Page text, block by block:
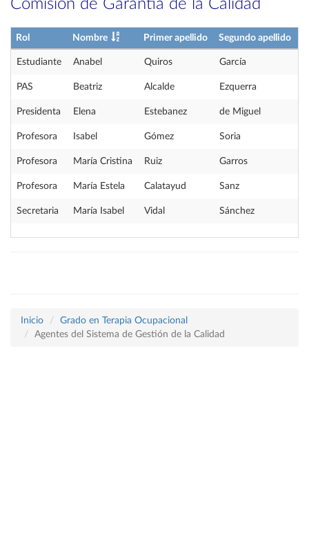
Comisión de Garantía de la Calidad
Rol Nombre Primer apellido Segundo apellido
Estudiante Anabel Quiros García
PAS Beatriz Alcalde Ezquerra
Presidenta Elena Estebanez de Miguel
Profesora Isabel Gómez Soria
Profesora María Cristina Ruiz Garros
Profesora María Estela Calatayud Sanz
Secretaria María Isabel Vidal Sánchez
Inicio
Grado en Terapia Ocupacional
Agentes del Sistema de Gestión de la Calidad